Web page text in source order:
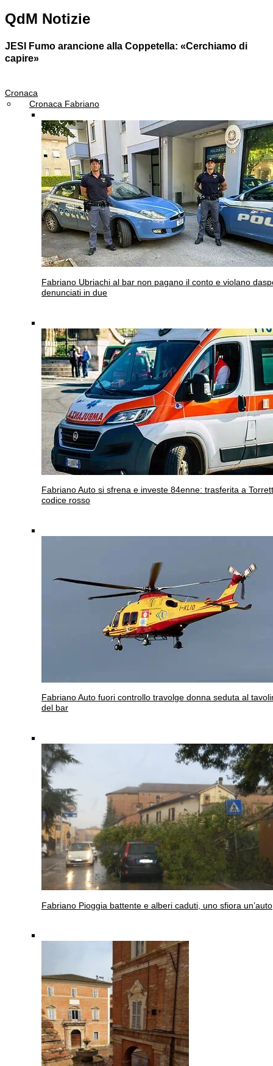
QdM Notizie
JESI
Fumo arancione alla Coppetella: «Cerchiamo di
capire»
Cronaca
Cronaca Fabriano
Fabriano Ubriachi al bar non pagano il conto e violano
denunciati in due
Fabriano Auto si sfrena e investe 84enne: trasferita a
codice rosso
Fabriano Auto fuori controllo travolge donna seduta al
del bar
Fabriano Pioggia battente e alberi caduti, uno sfiora un’auto